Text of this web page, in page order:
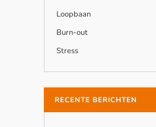
Loopbaan
Burn-out
Stress
RECENTE BERICHTEN